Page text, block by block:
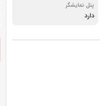
پنل نمایشگر
دارد